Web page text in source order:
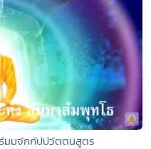
มมจักกัปปวัตตนสูตร